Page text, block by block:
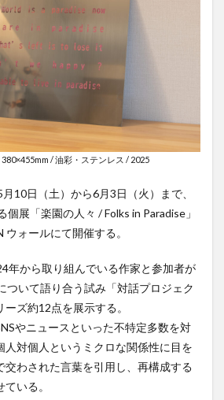
380×455mm / 油彩・ステンレス / 2025
10日（土）から6月3日（火）まで、
展「楽園の人々 / Folks in Paradise」
ウォールにて開催する。
年から取り組んでいる作家と参加者が
ついて語り合う試み「対話プロジェク
ーズ約12点を展示する。
やニュースといった不特定多数を対
人対個人というミクロな関係性に目を
交わされた言葉を引用し、再構成する
いる。